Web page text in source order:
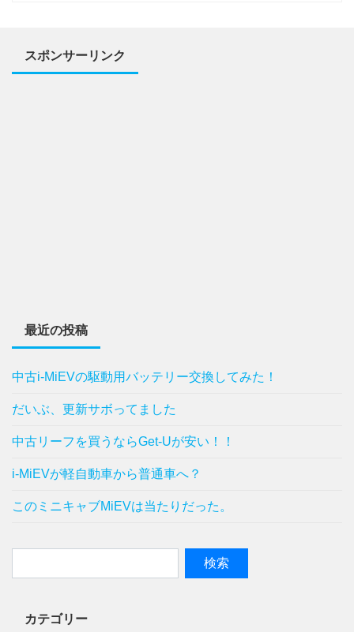
スポンサーリンク
最近の投稿
中古i-MiEVの駆動用バッテリー交換してみた！
だいぶ、更新サボってました
中古リーフを買うならGet-Uが安い！！
i-MiEVが軽自動車から普通車へ？
このミニキャブMiEVは当たりだった。
カテゴリー